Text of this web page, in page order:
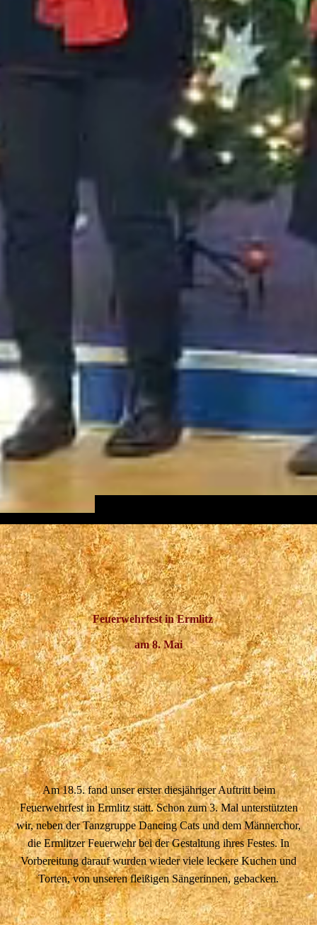
Feuerwehrfest in Ermlitz
am 8. Mai
Am 18.5. fand unser erster diesjähriger Auftritt beim
Feuerwehrfest in Ermlitz statt. Schon zum 3. Mal unterstützten
wir, neben der Tanzgruppe Dancing Cats und dem Männerchor,
die Ermlitzer Feuerwehr bei der Gestaltung ihres Festes. In
Vorbereitung darauf wurden wieder viele leckere Kuchen und
Torten, von unseren fleißigen Sängerinnen, gebacken.